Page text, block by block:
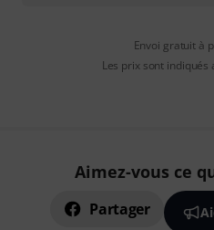
Envoi gratuit à
Les prix sont indiqués
Aimez-vous ce
Partager